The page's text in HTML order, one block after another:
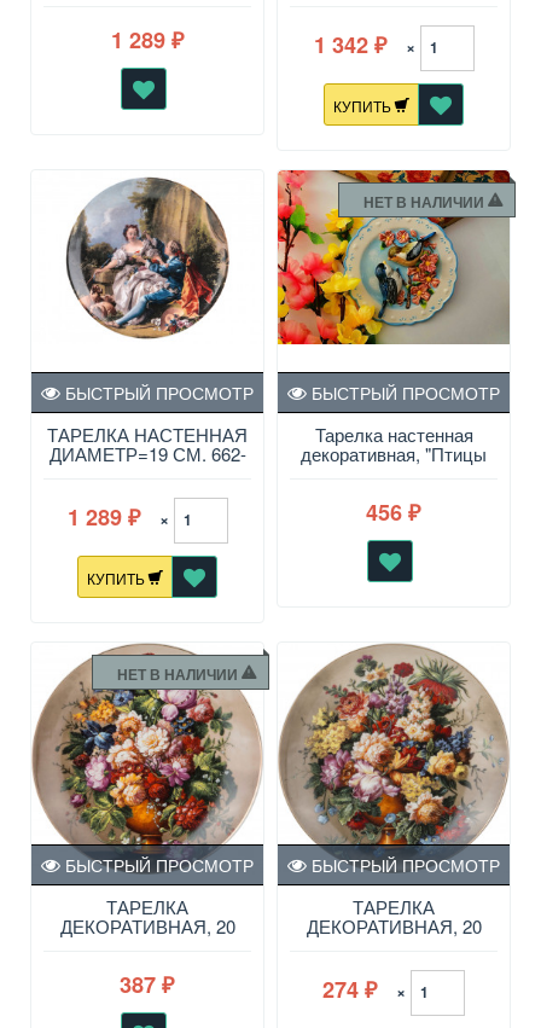
1 289 ₽ 1 342 ₽ ×
КУПИТЬ
ТАРЕЛКА НАСТЕННАЯ
ДИАМЕТР=19 СМ. 662-
БЫСТРЫЙ ПРОСМОТР
1 289 ₽ ×
КУПИТЬ
НЕТ В НАЛИЧИИ
Тарелка настенная
декоративная, "Птицы
на яблоне", 12 см
БЫСТРЫЙ ПРОСМОТР
456 ₽
НЕТ В НАЛИЧИИ
ТАРЕЛКА
ДЕКОРАТИВНАЯ, 20
БЫСТРЫЙ ПРОСМОТР
387 ₽
ТАРЕЛКА
ДЕКОРАТИВНАЯ, 20
БЫСТРЫЙ ПРОСМОТР
274 ₽ ×